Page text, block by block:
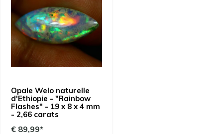
Opale Welo naturelle
d'Ethiopie - "Rainbow
Flashes" - 19 x 8 x 4 mm
- 2,66 carats
€ 89,99*